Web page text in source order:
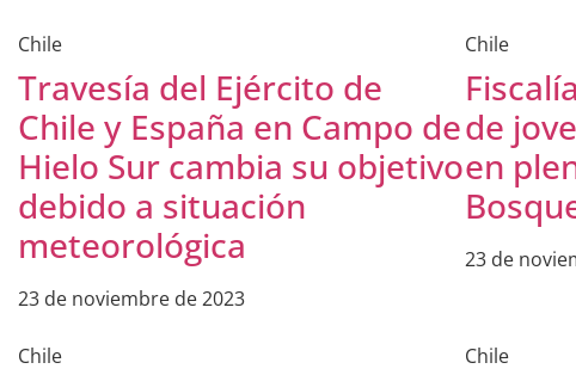
Chile
Travesía del Ejército de
Chile y España en Campo de
Hielo Sur cambia su objetivo
debido a situación
meteorológica
23 de noviembre de 2023
Chile
de
en
23 de
Chile Chile